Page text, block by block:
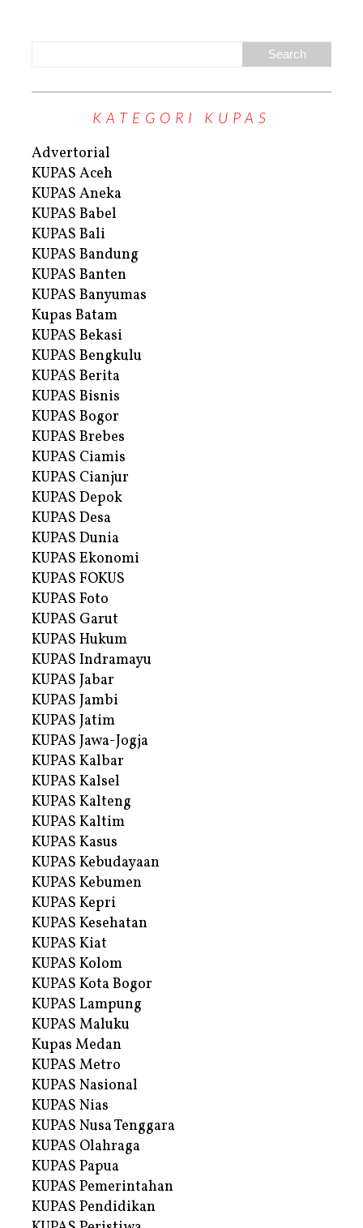
KATEGORI KUPAS
Advertorial
KUPAS Aceh
KUPAS Aneka
KUPAS Babel
KUPAS Bali
KUPAS Bandung
KUPAS Banten
KUPAS Banyumas
Kupas Batam
KUPAS Bekasi
KUPAS Bengkulu
KUPAS Berita
KUPAS Bisnis
KUPAS Bogor
KUPAS Brebes
KUPAS Ciamis
KUPAS Cianjur
KUPAS Depok
KUPAS Desa
KUPAS Dunia
KUPAS Ekonomi
KUPAS FOKUS
KUPAS Foto
KUPAS Garut
KUPAS Hukum
KUPAS Indramayu
KUPAS Jabar
KUPAS Jambi
KUPAS Jatim
KUPAS Jawa-Jogja
KUPAS Kalbar
KUPAS Kalsel
KUPAS Kalteng
KUPAS Kaltim
KUPAS Kasus
KUPAS Kebudayaan
KUPAS Kebumen
KUPAS Kepri
KUPAS Kesehatan
KUPAS Kiat
KUPAS Kolom
KUPAS Kota Bogor
KUPAS Lampung
KUPAS Maluku
Kupas Medan
KUPAS Metro
KUPAS Nasional
KUPAS Nias
KUPAS Nusa Tenggara
KUPAS Olahraga
KUPAS Papua
KUPAS Pemerintahan
KUPAS Pendidikan